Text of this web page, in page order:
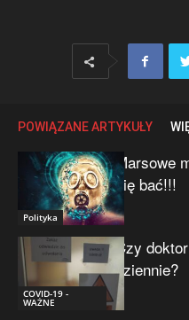
POWIĄZANE ARTYKUŁY
Polityka
Marsowe
się bać!!!
COVID-19 -
WAŻNE
Czy
dziennie?